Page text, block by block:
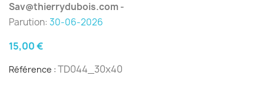
Sav@thierrydubois.com -
Parution: 30-06-2026
15,00 €
Référence : TD044_30x40